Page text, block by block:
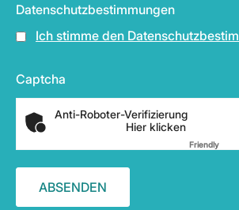
Datenschutzbestimmungen
Ich stimme den
Captcha
Anti-Roboter-Verifizierung
Hier klicken
Friendly